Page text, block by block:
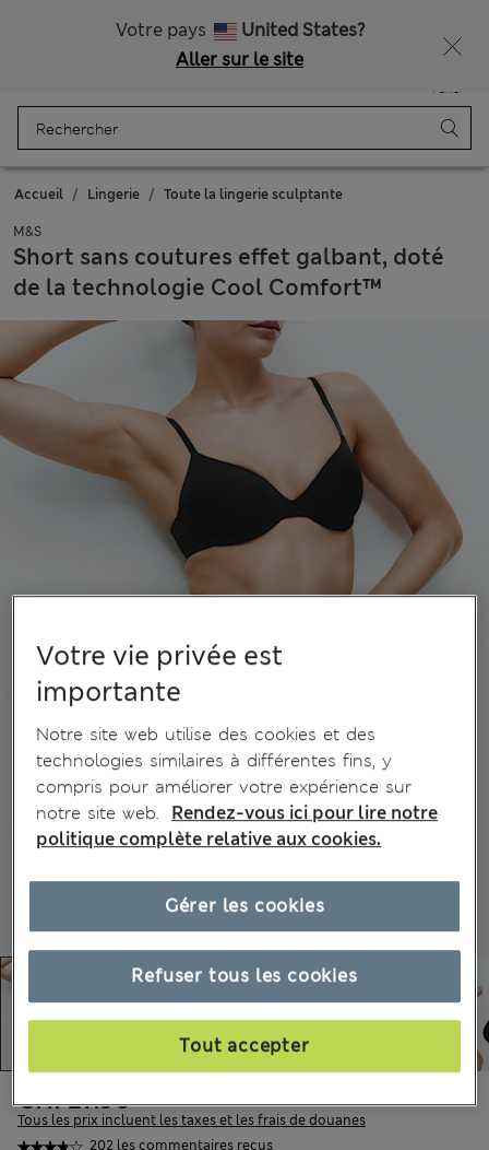
Votre pays
United States?
Aller sur le site
Panier
Accueil Lingerie Toute la lingerie sculptante
M&S
Short sans coutures effet galbant, doté
de la technologie Cool Comfort™
202 les commentaires reçus
CHF27.90
Tous les prix incluent les taxes et les frais de douanes
Votre vie privée est
importante
Notre site web utilise des cookies et des
technologies similaires à différentes fins, y
compris pour améliorer votre expérience sur
notre site web.
Rendez-vous ici pour lire notre
politique complète relative aux cookies.
Refuser tous les cookies
Tout accepter
Gérer les cookies